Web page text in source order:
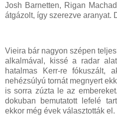
Josh Barnetten, Rigan
átgázolt, így szerezve aranyat.
Vieira bár nagyon szépen
alkalmával, kissé a radar
hatalmas Kerr-re fókuszált,
nehézsúlyú tornát megnyert
is sorra zúzta le az
dokuban bemutatott lefelé
ekkor még évek választották el.